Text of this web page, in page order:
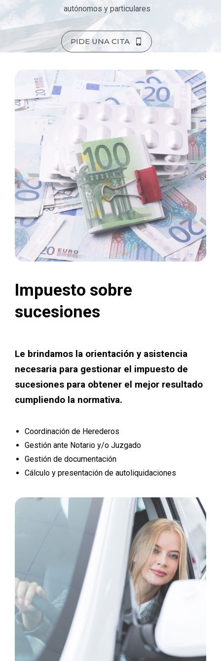
autónomos y particulares
PIDE UNA CITA
Impuesto sobre
sucesiones
Le brindamos la orientación y asistencia
necesaria para gestionar el impuesto de
sucesiones para obtener el mejor resultado
cumpliendo la normativa.
Coordinación de Herederos
Gestión ante Notario y/o Juzgado
Gestión de documentación
Cálculo y presentación de autoliquidaciones